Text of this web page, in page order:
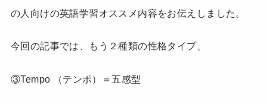
の人向けの英語学習オススメ内容をお伝えしました。
今回の記事では、もう２種類の性格タイプ、
③Tempo （テンポ）＝五感型